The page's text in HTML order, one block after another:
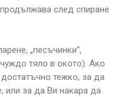
след спиране
„песъчинки“,
тяло в окото). Ако
достатъчно тежко, за да
или за да Ви накара да